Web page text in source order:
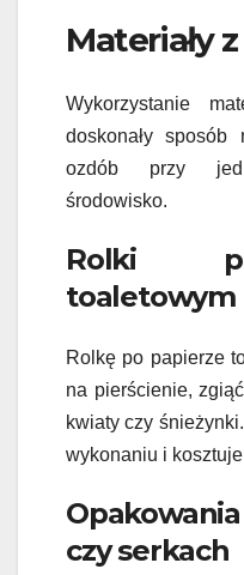
Materiały
Wykorzystanie
doskonały sposób
ozdób przy
środowisko.
Rolki
toaletowym
Rolkę po papierze
na pierścienie,
kwiaty czy
wykonaniu i
czy serkach